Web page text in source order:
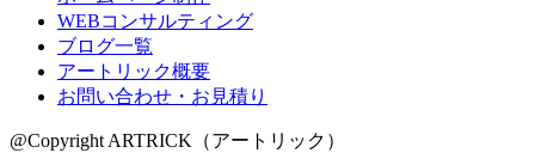
WEBコンサルティング
ブログ一覧
アートリック概要
お問い合わせ・お見積り
@Copyright ARTRICK（アートリック）